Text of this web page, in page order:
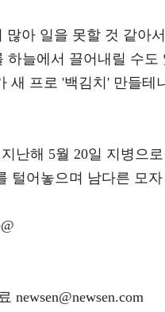
많아 일을 못할 것 같아
하늘에서 끌어내릴 수
새 프로 '백김치' 만들
난해 5월 20일 지병으
털어놓으며 남다른 모
newsen@newsen.com